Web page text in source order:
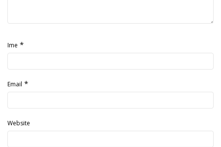
Ime *
Email *
Website